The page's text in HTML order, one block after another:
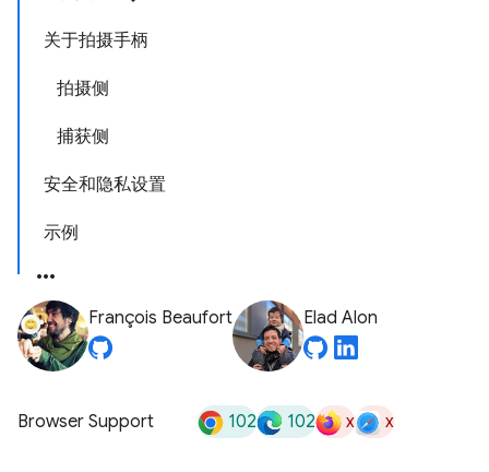
关于拍摄手柄
拍摄侧
捕获侧
安全和隐私设置
示例
François Beaufort Elad Alon
Browser Support 102 102 x x